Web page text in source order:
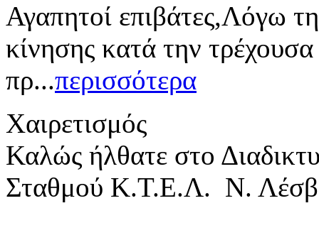
Αγαπητοί επιβάτες,Λόγω
κίνησης κατά την
πρ...περισσότερα
Χαιρετισμός
Καλώς ήλθατε στο
Σταθμού Κ.Τ.Ε.Λ. Ν.